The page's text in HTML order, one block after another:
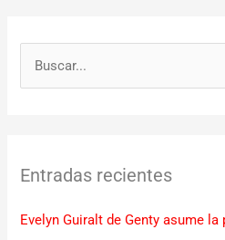
a
p
Entradas recientes
Evelyn Guiralt de Genty asume la